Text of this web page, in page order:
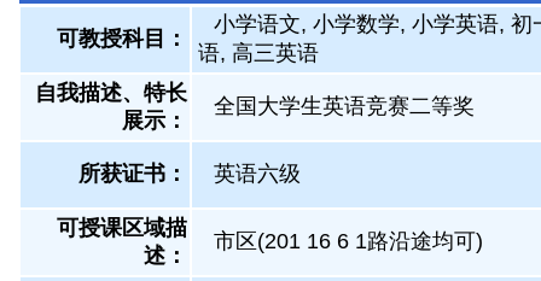
可教授科目：
小学语文, 小学数学, 小学英语,
语, 高三英语
自我描述、特长
展示 ：
全国大学生英语竞赛二等奖
所获证书 ： 英语六级
可授课区域描
述：
市区(201 16 6 1路沿途均可)